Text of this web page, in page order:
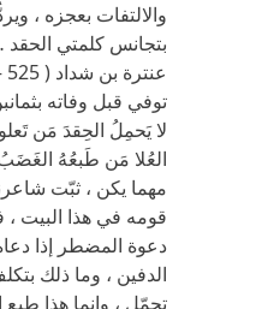
والالتفات بعجزه ،
بتجانس كلمتي الحقد
توفي قبل وفاته
لا يَحمِلُ الحِقدَ مَن
العُلا مَن طَبعُهُ
مهما يكن ، ثبّت
قومه في هذا البيت
دعوة المضطر إذا
الدفين ، وما ذلك
تجمّل ، وإنما هذا طبع